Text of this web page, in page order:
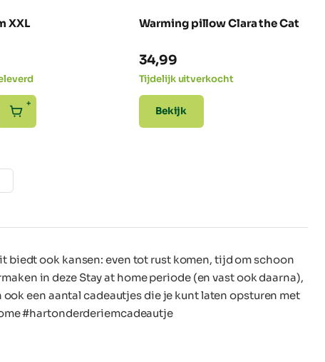
XXL
+
Warming pillow Clara the Cat
34,99
Tijdelijk uitverkocht
Bekijk
biedt ook kansen: even tot rust komen, tijd om schoon
in deze Stay at home periode (en vast ook daarna),
een aantal cadeautjes die je kunt laten opsturen met
#hartonderderiemcadeautje